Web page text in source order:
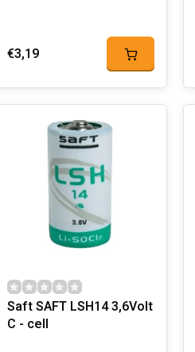
€3,19
Saft SAFT LSH14 3,6Volt
C - cell